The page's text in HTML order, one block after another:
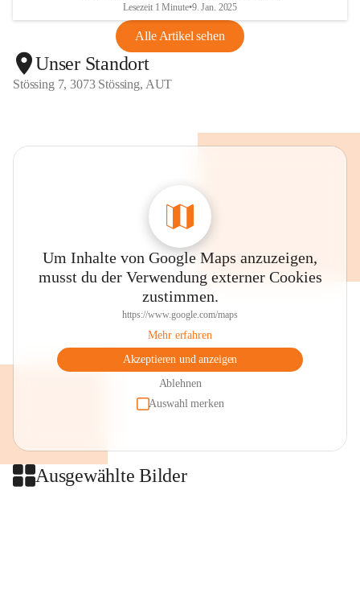
Lesezeit 1 Minute•9. Jan. 2025
Alle Artikel sehen
Unser Standort
Stössing 7, 3073 Stössing, AUT
Um Inhalte von Google Maps anzuzeigen,
musst du der Verwendung externer Cookies
zustimmen.
https://www.google.com/maps
Mehr erfahren
Akzeptieren und anzeigen
Ablehnen
Auswahl merken
Ausgewählte Bilder